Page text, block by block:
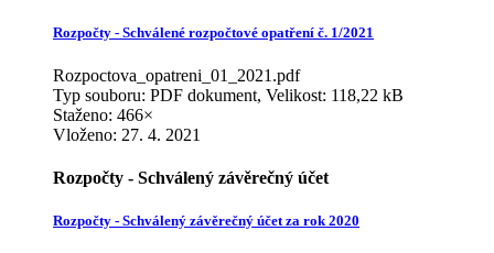
Rozpočty - Schválené rozpočtové opatření č. 1/2021
Rozpoctova_opatreni_01_2021.pdf
Typ souboru: PDF dokument, Velikost: 118,22 kB
Staženo: 466×
Vloženo: 27. 4. 2021
Rozpočty - Schválený závěrečný účet
Rozpočty - Schválený závěrečný účet za rok 2020